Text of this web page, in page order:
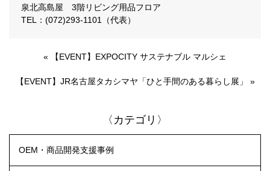
泉北高島屋 3階リビング用品フロア
TEL：(072)293-1101（代表）
« 【EVENT】EXPOCITY サステナブル マルシェ
【EVENT】JR名古屋タカシマヤ「ひと手間のある暮らし展」 »
〈カテゴリ〉
OEM・商品開発支援事例